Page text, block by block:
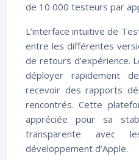
de 10 000 testeurs par
L’interface intuitive de
entre les différentes
de retours d’expérience.
déployer rapidement
recevoir des rapports
rencontrés. Cette
appréciée pour sa
transparente avec
développement d’Apple.